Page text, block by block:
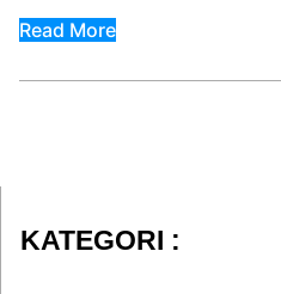
Read More
KATEGORI :